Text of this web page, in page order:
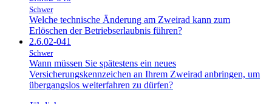
Schwer
Welche technische Änderung am Zweirad kann zum
Erlöschen der Betriebserlaubnis führen?
2.6.02-041
Schwer
Wann müssen Sie spätestens ein neues
Versicherungskennzeichen an Ihrem Zweirad anbringen, um
übergangslos weiterfahren zu dürfen?